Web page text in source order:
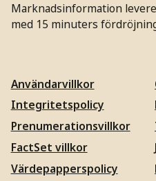
Marknadsinformation
med 15 minuters
Användarvillkor
Integritetspolicy
Prenumerationsvillkor
FactSet villkor
Värdepapperspolicy